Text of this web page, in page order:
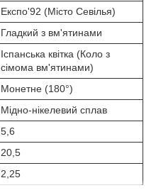
Експо'92 (Місто Севілья)
Гладкий з вм'ятинами
Іспанська квітка (Коло з
сімома вм'ятинами)
Монетне (180°)
Мідно-нікелевий сплав
5,6
20,5
2,25